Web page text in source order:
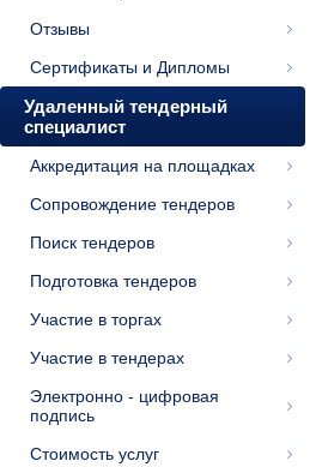
Отзывы
Сертификаты и Дипломы
Удаленный тендерный
специалист
Аккредитация на площадках
Сопровождение тендеров
Поиск тендеров
Подготовка тендеров
Участие в торгах
Участие в тендерах
Электронно - цифровая
подпись
Стоимость услуг